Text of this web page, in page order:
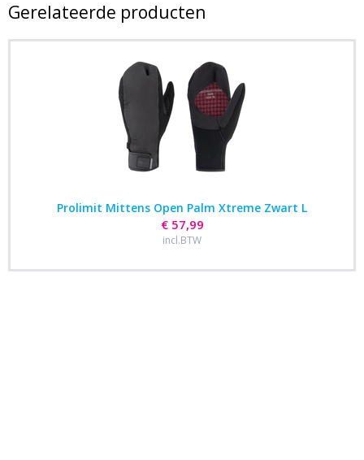
Gerelateerde producten
Prolimit Mittens Open Palm Xtreme Zwart L
€ 57,99
incl.BTW